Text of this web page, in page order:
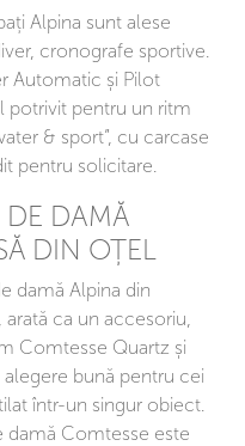
Alpina sunt alese
cronografe sportive.
Automatic și Pilot
pentru un ritm
& sport”, cu carcase
pentru solicitare.
DE DAMĂ
DIN OȚEL
damă Alpina din
ca un accesoriu,
Comtesse Quartz și
bună pentru cei
într-un singur obiect.
damă Comtesse este